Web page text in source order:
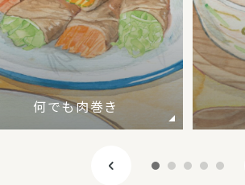
何でも肉巻き